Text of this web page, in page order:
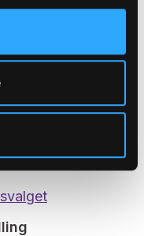
ansvar og den
gerne sammen
kræfter gøre det
man går ind i
lokale kirkeliv
Søren